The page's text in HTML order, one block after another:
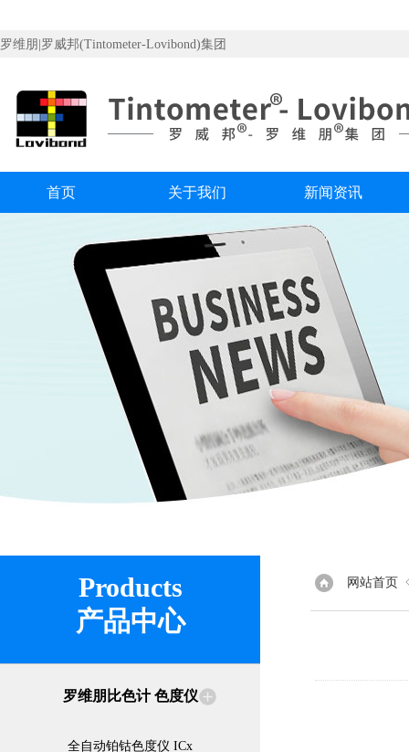
罗维朋|罗威邦(Tintometer-Lovibond)集团
首页 关于我们 新闻资讯
Products
产品中心
罗维朋比色计 色度仪
全自动铂钴色度仪 ICx
网站首页